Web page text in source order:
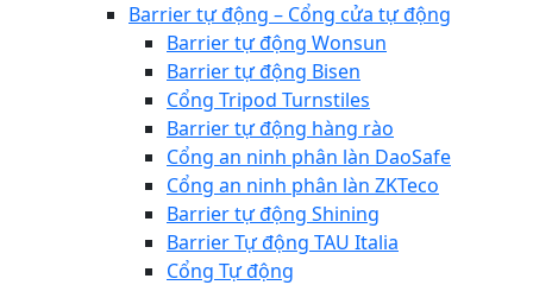
Barrier tự động – Cổng cửa tự động
Barrier tự động Wonsun
Barrier tự động Bisen
Cổng Tripod Turnstiles
Barrier tự động hàng rào
Cổng an ninh phân làn DaoSafe
Cổng an ninh phân làn ZKTeco
Barrier tự động Shining
Barrier Tự động TAU Italia
Cổng Tự động